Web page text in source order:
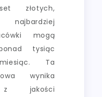
złotych,
mogą
tysiąc
Ta
wynika
z jakości